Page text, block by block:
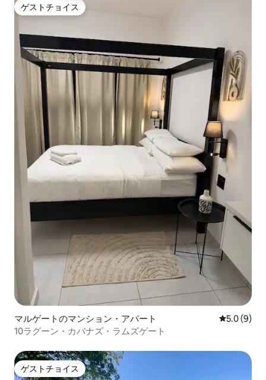
ゲストチョイス
ゲストチョイス
マルゲートのマンション・アパート レビュー9
5.0 (9)
10ラグーン・カバナズ・ラムズゲート
ゲストチョイス
ゲストチョイス